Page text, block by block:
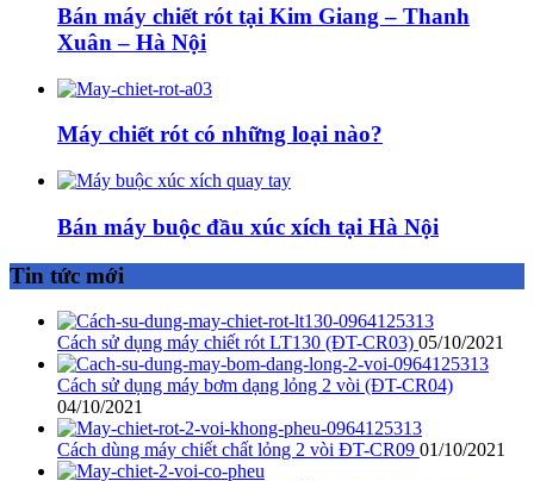
Bán máy chiết rót tại Kim Giang – Thanh
Xuân – Hà Nội
Máy chiết rót có những loại nào?
Bán máy buộc đầu xúc xích tại Hà Nội
Tin tức mới
Cách sử dụng máy chiết rót LT130 (ĐT-CR03) 05/10/2021
Cách sử dụng máy bơm dạng lỏng 2 vòi (ĐT-CR04)
04/10/2021
Cách dùng máy chiết chất lỏng 2 vòi ĐT-CR09 01/10/2021